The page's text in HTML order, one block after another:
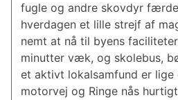
fugle og andre skovdyr
hverdagen et lille strejf af
nemt at nå til byens
minutter væk, og skolebus,
et aktivt lokalsamfund er lige
motorvej og Ringe nås